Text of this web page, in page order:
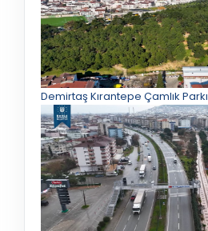
Demirtaş Kırantepe Çamlık